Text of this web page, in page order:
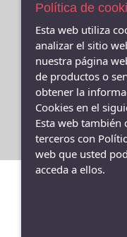
40M
41
41-
41M
42
43
43-
44
KEYS
WIKERS SHOE
VICTORIA
Brasileras
PLUMAFLEX
CALLAGHAN /
VENUS
VEXED
- 08013 (Barcelona)
931160095
VALÈNCIA, 391 (BCN)
(Barcelona)
934577918
Política de
Esta web utiliza
analizar el sitio
nuestra página
de productos o
obtener la
Cookies en el
Esta web también
terceros con
web que usted
acceda a ellos.